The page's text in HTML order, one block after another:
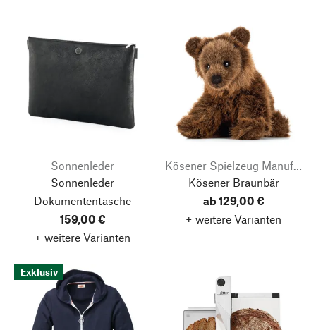
Sonnenleder
Sonnenleder
Dokumententasche
159,00 €
+ weitere Varianten
Kösener Spielzeug Manufaktur
Kösener Braunbär
ab 129,00 €
+ weitere Varianten
Exklusiv